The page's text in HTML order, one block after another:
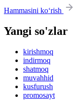
Hammasini ko‘rish
Yangi so'zlar
kirishmoq
indirmoq
shatmoq
muvahhid
kusfurush
promosayt